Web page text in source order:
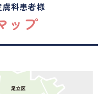
科患者様
ップ